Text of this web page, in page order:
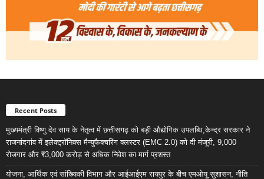
Recent Posts
मुख्यमंत्री विष्णु देव साय के नेतृत्व में छत्तीसगढ़ को बड़ी औद्योगिक उपलब्धि,केन्द्र सरकार ने
राजनांदगांव में इलेक्ट्रॉनिक्स मैन्युफैक्चरिंग क्लस्टर (EMC 2.0) को दी मंजूरी, 9,000
रोजगार और ₹3,000 करोड़ से अधिक निवेश का मार्ग प्रशस्त
योजना, आर्थिक एवं सांख्यिकी विभाग और आईआईएम रायपुर के बीच एमओयू सुशासन, नीति